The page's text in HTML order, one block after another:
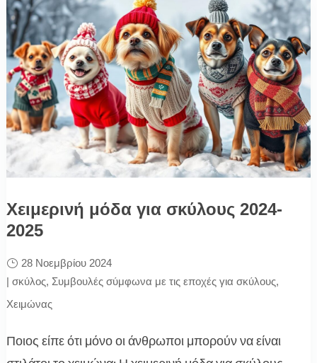
Χειμερινή μόδα για σκύλους 2024-
2025
28 Νοεμβρίου 2024
| σκύλος, Συμβουλές σύμφωνα με τις εποχές για σκύλους,
Χειμώνας
Ποιος είπε ότι μόνο οι άνθρωποι μπορούν να είναι